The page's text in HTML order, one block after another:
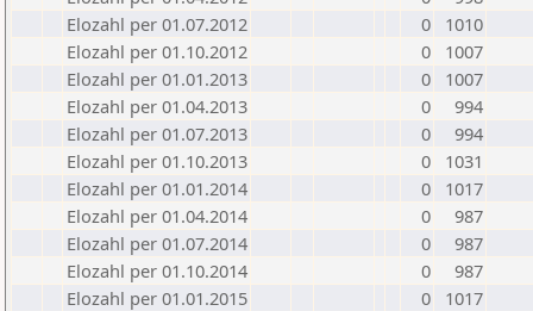
Elozahl per 01.07.2012
0
1010
Elozahl per 01.10.2012
0
1007
Elozahl per 01.01.2013
0
1007
Elozahl per 01.04.2013
0
994
Elozahl per 01.07.2013
0
994
Elozahl per 01.10.2013
0
1031
Elozahl per 01.01.2014
0
1017
Elozahl per 01.04.2014
0
987
Elozahl per 01.07.2014
0
987
Elozahl per 01.10.2014
0
987
Elozahl per 01.01.2015
0
1017